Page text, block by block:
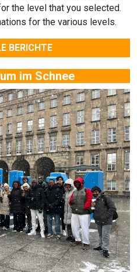
the level that you selected.
for the various levels.
BERICHTE
im Schnee